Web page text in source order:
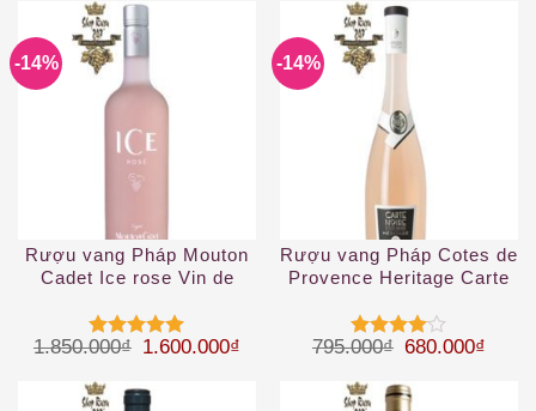
sao
45 sao
-14%
Rượu vang Pháp Mouton
Cadet Ice rose Vin de
Được xếp
sao
1.850.000₫ Giá gốc là: 1.850.000₫.
1.600.000₫ Giá hiện tại là: 1.600.000₫.
-14%
Rượu vang Pháp Cotes de
Provence Heritage Carte
Được
45 sao
795.000₫ Giá gốc là:
680.000₫